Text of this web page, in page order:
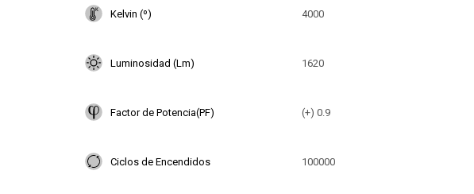
Kelvin (º) 4000
Luminosidad (Lm) 1620
Factor de Potencia(PF) (+) 0.9
Ciclos de Encendidos 100000